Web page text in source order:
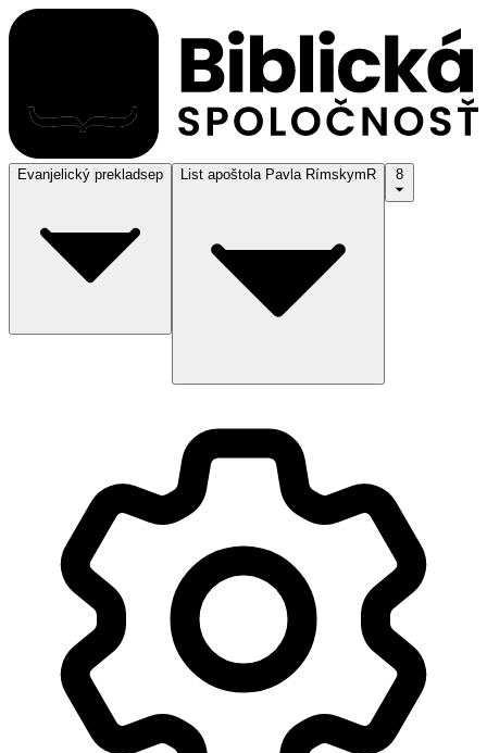
Evanjelický prekladsep List apoštola Pavla Rímskym R